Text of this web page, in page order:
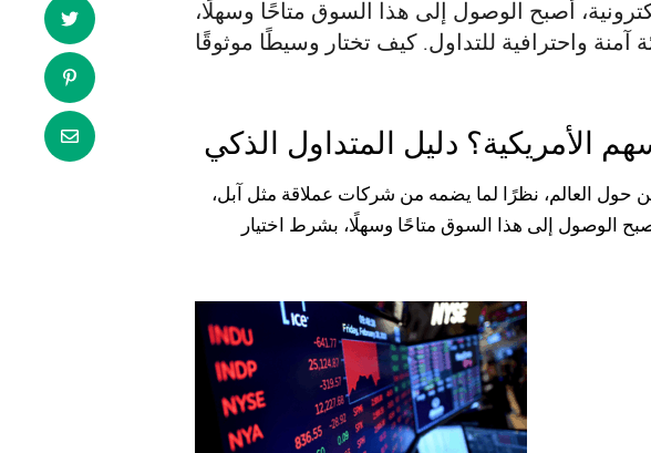
أصبح الوصول إلى هذا السوق متاحًا وسهلًا،
الأمريكية؟ دليل المتداول الذكي
حول العالم، نظرًا لما يضمه من شركات عملاقة مثل آبل،
الوصول إلى هذا السوق متاحًا وسهلًا، بشرط اختيار